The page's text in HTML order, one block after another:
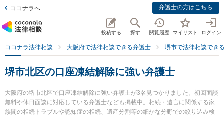
ココナラへ 弁護士の方はこちら
投稿する 探す 閲覧履歴 マイリスト ログイン
ココナラ法律相談 大阪府で法律相談できる弁護士 堺市で法律相談でき
堺市北区の口座凍結解除に強い弁護士
大阪府の堺市北区で口座凍結解除に強い弁護士が3名見つかりました。初回面談
無料や休日面談に対応している弁護士なども掲載中。相続・遺言に関係する家
族間の相続トラブルや認知症の相続、遺産分割等の細かな分野での絞り込み検